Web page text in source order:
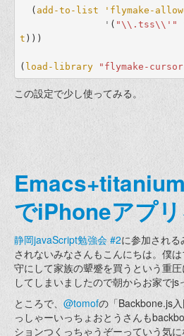
( add-to-list
'flymake-
' ( "\\.tss\\'"
t )))
( load-library "flymake-
この設定で少し使ってみる。
でiPhoneアプ
静岡javaScript勉強会 #2に参加され
されないみなさんもこんにちは。僕
守にして家族の顰蹙を買うという重
してしまいましたので朝からお家でjs
ところで、 @tomofの「Backbone.js
っしゃーいっちょおとうさんも
ションつくっちゃうぞーっていう気